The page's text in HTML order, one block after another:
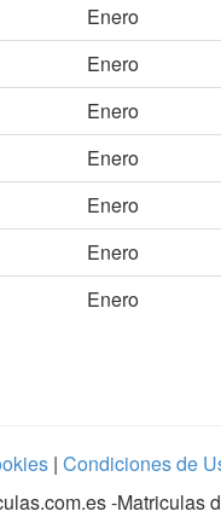
Enero
Enero
Enero
Enero
Enero
Enero
Enero
| Condiciones de
-Matriculas